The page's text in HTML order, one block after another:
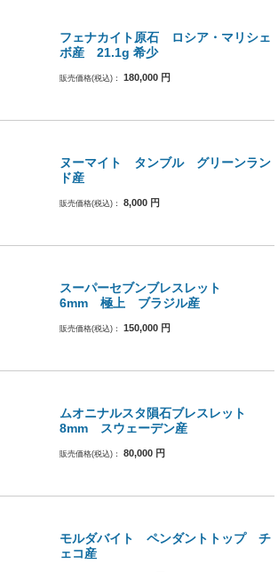
フェナカイト原石 ロシア・マリシェ
ボ産 21.1g 希少
販売価格(税込)： 180,000 円
ヌーマイト タンブル グリーンラン
ド産
販売価格(税込)： 8,000 円
スーパーセブンブレスレット
6mm 極上 ブラジル産
販売価格(税込)： 150,000 円
ムオニナルスタ隕石ブレスレット
8mm スウェーデン産
販売価格(税込)： 80,000 円
モルダバイト ペンダントトップ チ
ェコ産